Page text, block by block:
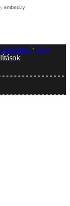
kezelése
Jogi